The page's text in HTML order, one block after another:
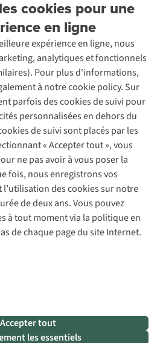
cookies pour une
en ligne
expérience en ligne, nous
analytiques et fonctionnels
Pour plus d'informations,
à notre cookie policy. Sur
parfois des cookies de suivi pour
personnalisées en dehors du
de suivi sont placés par les
« Accepter tout », vous
ne pas avoir à vous poser la
fois, nous enregistrons vos
des cookies sur notre
de deux ans. Vous pouvez
à tout moment via la politique en
de chaque page du site Internet.
Accepter tout
les essentiels
Suivez-nous
Politique de confidentialité
Cookie Policy
SA,